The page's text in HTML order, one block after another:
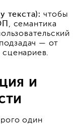
текста): чтобы
, семантика
— от
и
один